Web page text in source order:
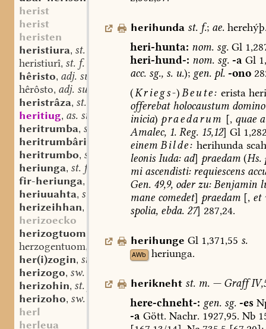
herist
herist
heristen
heristiura, st. f.
heristiurî, st. f.
hêristo, adj. superl.
hêrôsto, adj. superl.
heristrâza, st. f.
heritiug, as. st. n.
heritrumba, sw. f.
heritrumbâri
heritrumbo, sw. m.
heriunga, st. f.
fir-heriunga,
heriuuahta, st. f.
herizeihhan,
herizoecko
herizogtuom
st. n. (m.?)
herzogentuom,
st. n. (m.?)
her(i)zogin, st. f.
herizogo, sw. m.
herizohin, st. f.
herizoho, sw. m.
herl
herleua
herihunda st. f.; ae.
heri-hunta: nom.sg.Gl
heri-hund-: nom.sg. -aGl
acc.sg.,s.u.); gen.pl. -ono
(Kriegs-)Beute: erista
offerebat holocaustumdomino
inicia) praedarum [, quae
Amalec,1.Reg.15,12] Gl
einem Bilde: herihundascah
leonis Iuda:ad] praedam(Hs.
miascendisti: requiescens
Gen.49,9,oderzu:Benjamin
manecomedet] praedam[, et
spolia,ebda.27] 287,24.
herihunge Gl 1,371,55 s.
AWb heriunga.
herikneht st. m. —Graff
here-chneht-: gen.sg. -es
-aGött. Nachr. 1927,95. Nb